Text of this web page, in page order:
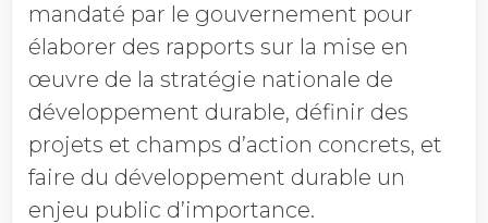
mandaté par le gouvernement pour
élaborer des rapports sur la mise en
œuvre de la stratégie nationale de
développement durable, définir des
projets et champs d’action concrets, et
faire du développement durable un
enjeu public d’importance.